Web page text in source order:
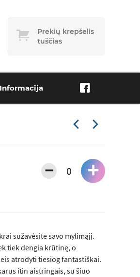
Prekių krepšelis
tuščias
Informacija
− +
sužavėsite savo mylimąjį.
tiek dengia krūtinę, o
atrodyti tiesiog fantastiškai.
itin aistringais, su šiuo